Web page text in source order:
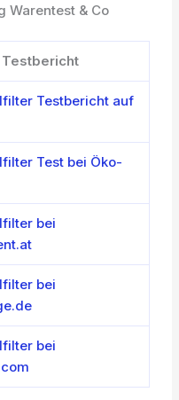
Warentest & Co
Testbericht
Testbericht auf
Test bei Öko-
bei
bei
bei